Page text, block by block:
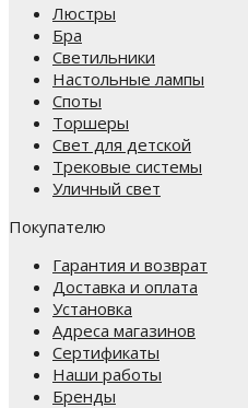
Люстры
Бра
Светильники
Настольные лампы
Споты
Торшеры
Свет для детской
Трековые системы
Уличный свет
Покупателю
Гарантия и возврат
Доставка и оплата
Установка
Адреса магазинов
Сертификаты
Наши работы
Бренды